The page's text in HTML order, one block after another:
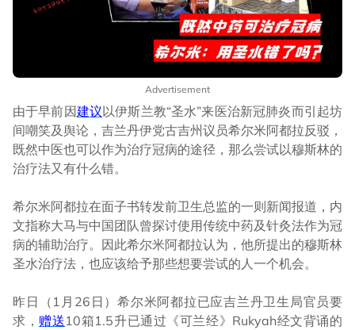
Advertisement
由于早前因建议以伊斯兰教“圣水”来医治新冠肺炎而引起坊
间嘲笑及舆论，吉兰丹伊党古吉州议员希尔米阿都拉反驳，
既然中医也可以作为治疗冠病的途径，那么尝试以穆斯林的
治疗法又有什么错。
希尔米阿都拉在面子书转发前卫生总监的一则新闻报道，内
文指称大马与中国团队曾探讨使用传统中药及针灸法作为冠
病的辅助治疗。因此希尔米阿都拉认为，他所提出的穆斯林
圣水治疗法，也应该给予那些想要尝试的人一个机会。
昨日（1月26日）希尔米阿都拉已应吉兰丹卫生局官员要
求， 赠送10箱1.5升已通过《可兰经》Rukyah经文背诵的